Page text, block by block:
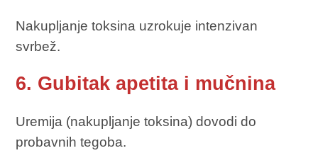
Nakupljanje toksina uzrokuje intenzivan
svrbež.
6. Gubitak apetita i mučnina
Uremija (nakupljanje toksina) dovodi do
probavnih tegoba.